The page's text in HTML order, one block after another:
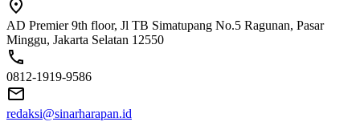
AD Premier 9th floor, Jl TB Simatupang No.5 Ragunan, Pasar
Minggu, Jakarta Selatan 12550
0812-1919-9586
redaksi@sinarharapan.id